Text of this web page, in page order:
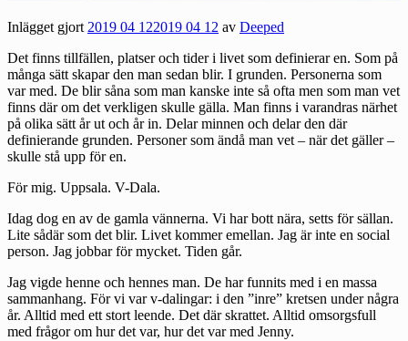
Inlägget gjort2019 04 122019 04 12 av Deeped
Det finns tillfällen, platser och tider i livet som definierar en. Som på
många sätt skapar den man sedan blir. I grunden. Personerna som
var med. De blir såna som man kanske inte så ofta men som man vet
finns där om det verkligen skulle gälla. Man finns i varandras närhet
på olika sätt år ut och år in. Delar minnen och delar den där
definierande grunden. Personer som ändå man vet – när det gäller –
skulle stå upp för en.
För mig. Uppsala. V-Dala.
Idag dog en av de gamla vännerna. Vi har bott nära, setts för sällan.
Lite sådär som det blir. Livet kommer emellan. Jag är inte en social
person. Jag jobbar för mycket. Tiden går.
Jag vigde henne och hennes man. De har funnits med i en massa
sammanhang. För vi var v-dalingar: i den ”inre” kretsen under några
år. Alltid med ett stort leende. Det där skrattet. Alltid omsorgsfull
med frågor om hur det var, hur det var med Jenny.